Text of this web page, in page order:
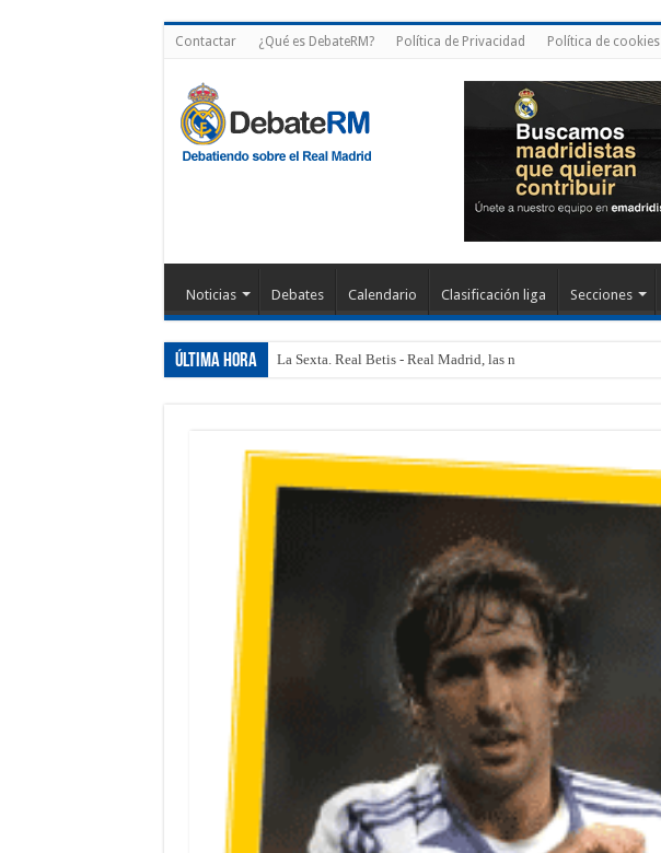
Contactar ¿Qué es DebateRM? Política de Privacidad Política de cookies
Noticias Debates Calendario Clasificación liga Secciones
Última hora La Sexta. Real Betis - Real Madrid, las notas de los jugado